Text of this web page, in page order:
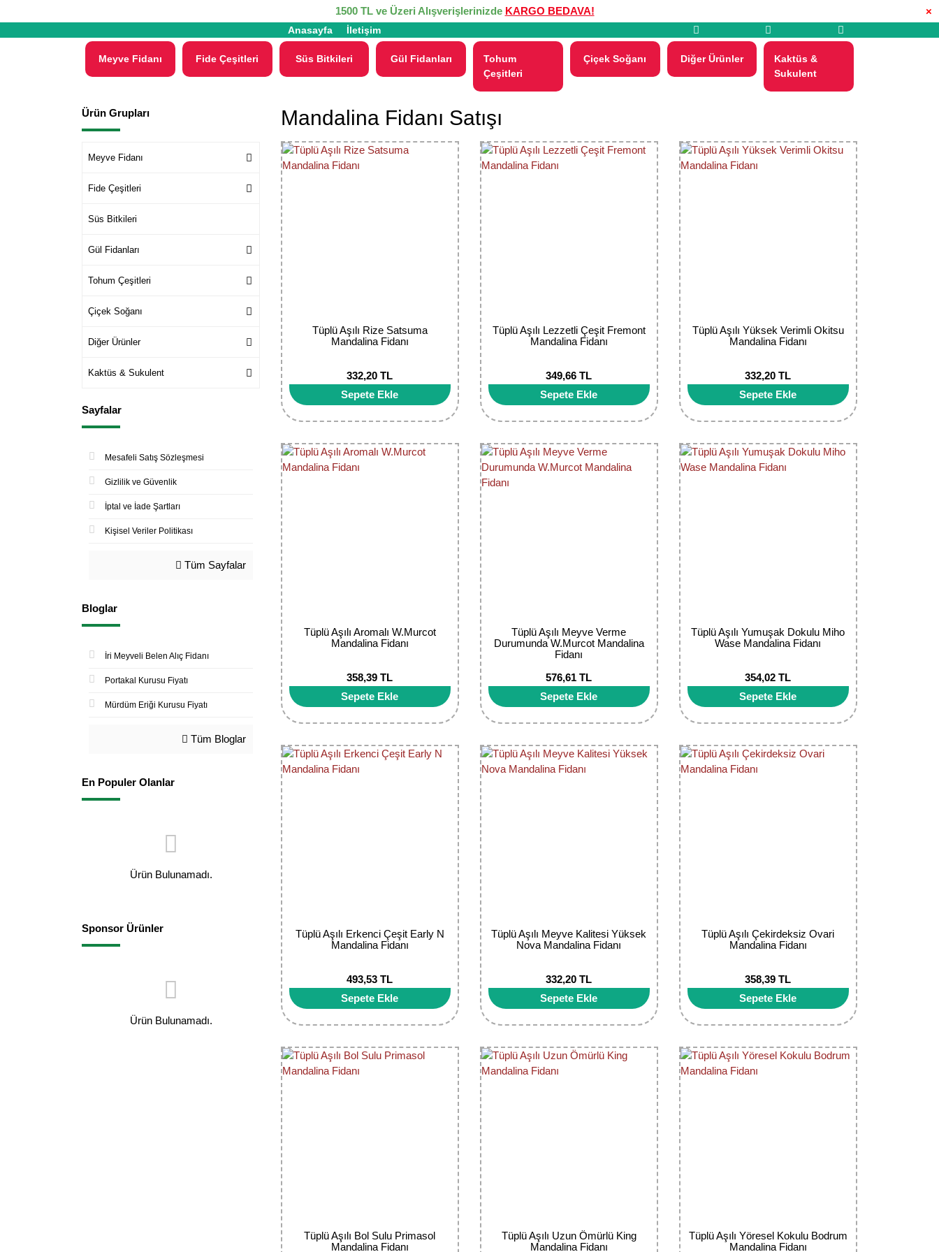
×
1500 TL ve Üzeri Alışverişlerinizde KARGO BEDAVA!
Anasayfa İletişim
Meyve Fidanı Fide Çeşitleri Süs Bitkileri Gül Fidanları
Tohum
Çeşitleri
Çiçek Soğanı Diğer Ürünler
Kaktüs &
Sukulent
Ürün Grupları
Meyve Fidanı
Fide Çeşitleri
Süs Bitkileri
Gül Fidanları
Tohum Çeşitleri
Çiçek Soğanı
Diğer Ürünler
Kaktüs & Sukulent
Sayfalar
Mesafeli Satış Sözleşmesi
Gizlilik ve Güvenlik
İptal ve İade Şartları
Kişisel Veriler Politikası
Tüm Sayfalar
Bloglar
İri Meyveli Belen Alıç Fidanı
Portakal Kurusu Fiyatı
Mürdüm Eriği Kurusu Fiyatı
Tüm Bloglar
En Populer Olanlar
Ürün Bulunamadı.
Sponsor Ürünler
Ürün Bulunamadı.
Mandalina Fidanı Satışı
Tüplü Aşılı Rize Satsuma
Mandalina Fidanı
332,20 TL
Sepete Ekle
Tüplü Aşılı Lezzetli Çeşit Fremont
Mandalina Fidanı
349,66 TL
Sepete Ekle
Tüplü Aşılı Yüksek Verimli Okitsu
Mandalina Fidanı
332,20 TL
Sepete Ekle
Tüplü Aşılı Aromalı W.Murcot
Mandalina Fidanı
358,39 TL
Sepete Ekle
Tüplü Aşılı Meyve Verme
Durumunda W.Murcot Mandalina
Fidanı
576,61 TL
Sepete Ekle
Tüplü Aşılı Yumuşak Dokulu Miho
Wase Mandalina Fidanı
354,02 TL
Sepete Ekle
Tüplü Aşılı Erkenci Çeşit Early N
Mandalina Fidanı
493,53 TL
Sepete Ekle
Tüplü Aşılı Meyve Kalitesi Yüksek
Nova Mandalina Fidanı
332,20 TL
Sepete Ekle
Tüplü Aşılı Çekirdeksiz Ovari
Mandalina Fidanı
358,39 TL
Sepete Ekle
Tüplü Aşılı Bol Sulu Primasol
Mandalina Fidanı
Tüplü Aşılı Uzun Ömürlü King
Mandalina Fidanı
Tüplü Aşılı Yöresel Kokulu Bodrum
Mandalina Fidanı